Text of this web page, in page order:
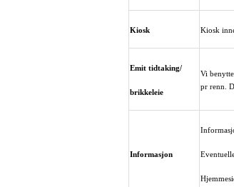
Kiosk Kiosk
Emit tidtaking/
brikkeleie
Vi
pr renn.
Informasjon